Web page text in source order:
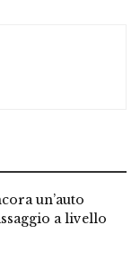
un’auto
a livello